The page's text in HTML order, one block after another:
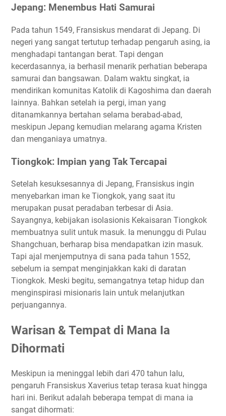
Jepang: Menembus Hati Samurai
Pada tahun 1549, Fransiskus mendarat di Jepang. Di
negeri yang sangat tertutup terhadap pengaruh asing, ia
menghadapi tantangan berat. Tapi dengan
kecerdasannya, ia berhasil menarik perhatian beberapa
samurai dan bangsawan. Dalam waktu singkat, ia
mendirikan komunitas Katolik di Kagoshima dan daerah
lainnya. Bahkan setelah ia pergi, iman yang
ditanamkannya bertahan selama berabad-abad,
meskipun Jepang kemudian melarang agama Kristen
dan menganiaya umatnya.
Tiongkok: Impian yang Tak Tercapai
Setelah kesuksesannya di Jepang, Fransiskus ingin
menyebarkan iman ke Tiongkok, yang saat itu
merupakan pusat peradaban terbesar di Asia.
Sayangnya, kebijakan isolasionis Kekaisaran Tiongkok
membuatnya sulit untuk masuk. Ia menunggu di Pulau
Shangchuan, berharap bisa mendapatkan izin masuk.
Tapi ajal menjemputnya di sana pada tahun 1552,
sebelum ia sempat menginjakkan kaki di daratan
Tiongkok. Meski begitu, semangatnya tetap hidup dan
menginspirasi misionaris lain untuk melanjutkan
perjuangannya.
Warisan & Tempat di Mana Ia
Dihormati
Meskipun ia meninggal lebih dari 470 tahun lalu,
pengaruh Fransiskus Xaverius tetap terasa kuat hingga
hari ini. Berikut adalah beberapa tempat di mana ia
sangat dihormati: